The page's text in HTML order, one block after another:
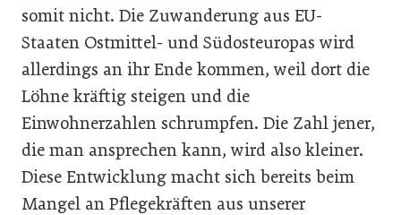
somit nicht. Die Zuwanderung aus EU-
Staaten Ostmittel- und Südosteuropas wird
allerdings an ihr Ende kommen, weil dort die
Löhne kräftig steigen und die
Einwohnerzahlen schrumpfen. Die Zahl jener,
die man ansprechen kann, wird also kleiner.
Diese Entwicklung macht sich bereits beim
Mangel an Pflegekräften aus unserer